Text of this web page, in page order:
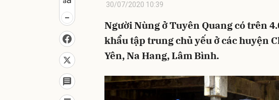
30/07/2020 10:39
Người Nùng ở Tuyên Quang có trên
khẩu tập trung chủ yếu ở các huyện
Yên, Na Hang, Lâm Bình.